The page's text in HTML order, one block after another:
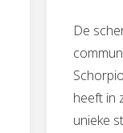
De
heeft in
unieke